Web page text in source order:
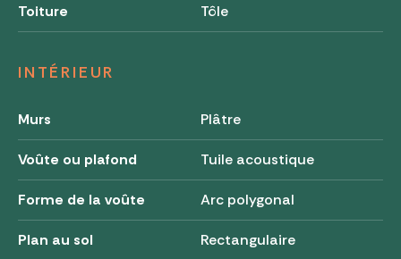
Toiture Tôle
INTÉRIEUR
Murs Plâtre
Voûte ou plafond Tuile acoustique
Forme de la voûte Arc polygonal
Plan au sol Rectangulaire